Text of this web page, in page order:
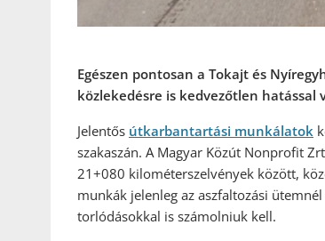
Egészen pontosan a Tokajt és
közlekedésre is kedvezőtlen hatással
Jelentős útkarbantartási munkálatok
szakaszán. A Magyar Közút Nonprofit
21+080 kilométerszelvények között,
munkák jelenleg az aszfaltozási
torlódásokkal is számolniuk kell.